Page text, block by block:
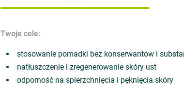
Twoje cele:
stosowanie pomadki bez konserwantów i
natłuszczenie i zregenerowanie skóry ust
odporność na spierzchnięcia i pęknięcia skóry